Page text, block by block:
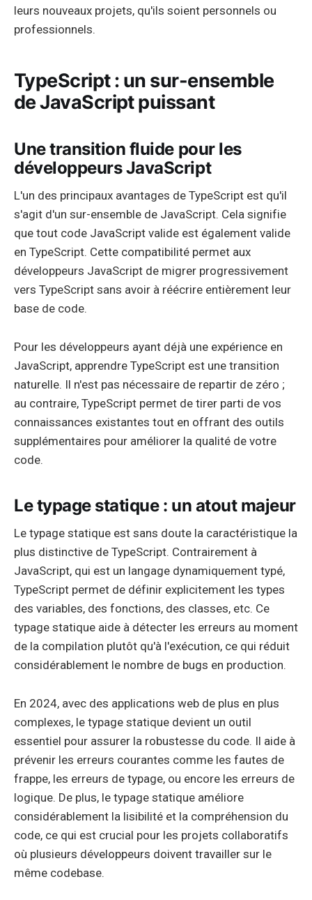
leurs nouveaux projets, qu'ils soient personnels ou
professionnels.
TypeScript : un sur-ensemble
de JavaScript puissant
Une transition fluide pour les
développeurs JavaScript
L'un des principaux avantages de TypeScript est qu'il
s'agit d'un sur-ensemble de JavaScript. Cela signifie
que tout code JavaScript valide est également valide
en TypeScript. Cette compatibilité permet aux
développeurs JavaScript de migrer progressivement
vers TypeScript sans avoir à réécrire entièrement leur
base de code.
Pour les développeurs ayant déjà une expérience en
JavaScript, apprendre TypeScript est une transition
naturelle. Il n'est pas nécessaire de repartir de zéro ;
au contraire, TypeScript permet de tirer parti de vos
connaissances existantes tout en offrant des outils
supplémentaires pour améliorer la qualité de votre
code.
Le typage statique : un atout majeur
Le typage statique est sans doute la caractéristique la
plus distinctive de TypeScript. Contrairement à
JavaScript, qui est un langage dynamiquement typé,
TypeScript permet de définir explicitement les types
des variables, des fonctions, des classes, etc. Ce
typage statique aide à détecter les erreurs au moment
de la compilation plutôt qu'à l'exécution, ce qui réduit
considérablement le nombre de bugs en production.
En 2024, avec des applications web de plus en plus
complexes, le typage statique devient un outil
essentiel pour assurer la robustesse du code. Il aide à
prévenir les erreurs courantes comme les fautes de
frappe, les erreurs de typage, ou encore les erreurs de
logique. De plus, le typage statique améliore
considérablement la lisibilité et la compréhension du
code, ce qui est crucial pour les projets collaboratifs
où plusieurs développeurs doivent travailler sur le
même codebase.